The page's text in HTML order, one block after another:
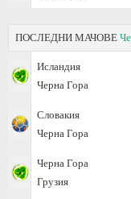
ПОСЛЕДНИ МАЧОВЕ
Исландия
Черна Гора
Словакия
Черна Гора
Черна Гора
Грузия